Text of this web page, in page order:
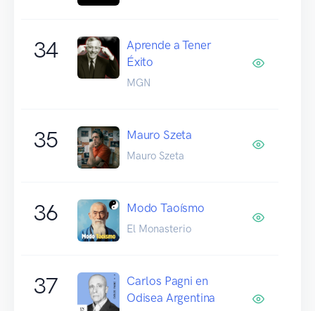
34
Aprende a Tener
Éxito
MGN
35 Mauro Szeta
Mauro Szeta
36 Modo Taoísmo
El Monasterio
37
Carlos Pagni en
Odisea Argentina